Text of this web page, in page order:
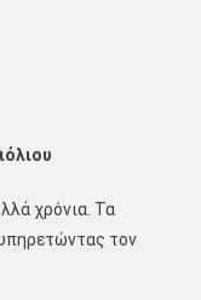
χρόνια. Τα
τον